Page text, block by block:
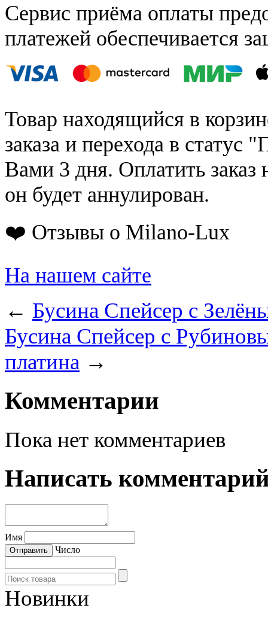
Сервис приёма оплаты
платежей обеспечивается
Товар находящийся в
заказа и перехода в статус
Вами 3 дня. Оплатить заказ
он будет аннулирован.
❤️ Отзывы о Milano-Lux
На нашем сайте
← Бусина Спейсер с
Бусина Спейсер с
платина →
Комментарии
Пока нет комментариев
Написать
Имя
Число
Новинки